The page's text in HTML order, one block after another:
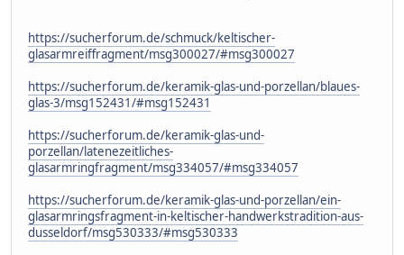
https://sucherforum.de/schmuck/keltischer-
glasarmreiffragment/msg300027/#msg300027
https://sucherforum.de/keramik-glas-und-porzellan/blaues-
glas-3/msg152431/#msg152431
https://sucherforum.de/keramik-glas-und-
porzellan/latenezeitliches-
glasarmringfragment/msg334057/#msg334057
https://sucherforum.de/keramik-glas-und-porzellan/ein-
glasarmringsfragment-in-keltischer-handwerkstradition-aus-
dusseldorf/msg530333/#msg530333